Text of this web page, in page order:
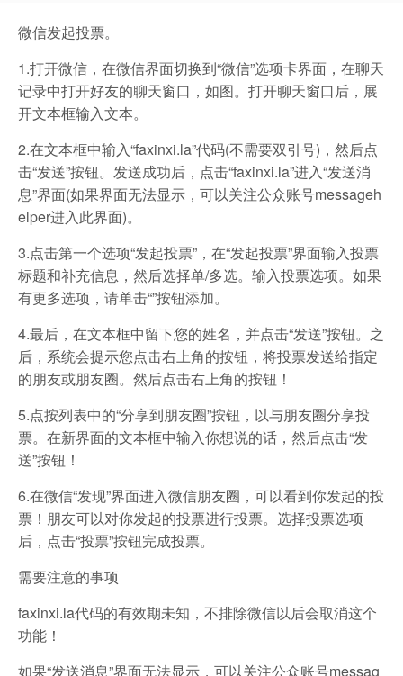
微信发起投票。
1.打开微信，在微信界面切换到“微信”选项卡界面，在聊天
记录中打开好友的聊天窗口，如图。打开聊天窗口后，展
开文本框输入文本。
2.在文本框中输入“faxinxi.la”代码(不需要双引号)，然后点
击“发送”按钮。发送成功后，点击“faxinxi.la”进入“发送消
息”界面(如果界面无法显示，可以关注公众账号messageh
elper进入此界面)。
3.点击第一个选项“发起投票”，在“发起投票”界面输入投票
标题和补充信息，然后选择单/多选。输入投票选项。如果
有更多选项，请单击“”按钮添加。
4.最后，在文本框中留下您的姓名，并点击“发送”按钮。之
后，系统会提示您点击右上角的按钮，将投票发送给指定
的朋友或朋友圈。然后点击右上角的按钮！
5.点按列表中的“分享到朋友圈”按钮，以与朋友圈分享投
票。在新界面的文本框中输入你想说的话，然后点击“发
送”按钮！
6.在微信“发现”界面进入微信朋友圈，可以看到你发起的投
票！朋友可以对你发起的投票进行投票。选择投票选项
后，点击“投票”按钮完成投票。
需要注意的事项
faxinxi.la代码的有效期未知，不排除微信以后会取消这个
功能！
如果“发送消息”界面无法显示，可以关注公众账号messag